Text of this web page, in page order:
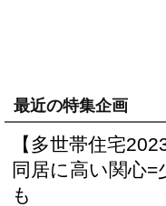
最近の特集企画
【多世帯住宅
同居に高い関心=
も